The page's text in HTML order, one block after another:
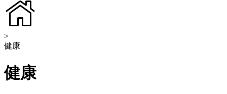
>
健康
健康